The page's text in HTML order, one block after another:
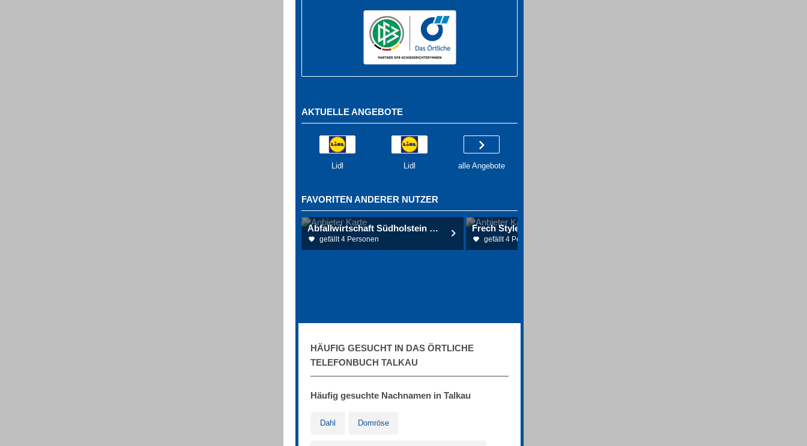
AKTUELLE ANGEBOTE
Lidl Lidl alle Angebote
FAVORITEN ANDERER NUTZER
Abfallwirtschaft Südholstein GmbH - AWSH
gefällt 4 Personen
Frech Styler
gefällt 4 Personen
HÄUFIG GESUCHT IN DAS ÖRTLICHE
TELEFONBUCH TALKAU
Häufig gesuchte Nachnamen in Talkau
Dahl Domröse